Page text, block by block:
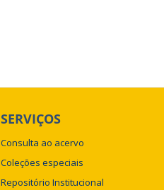
SERVIÇOS
Consulta ao acervo
Coleções especiais
Repositório Institucional